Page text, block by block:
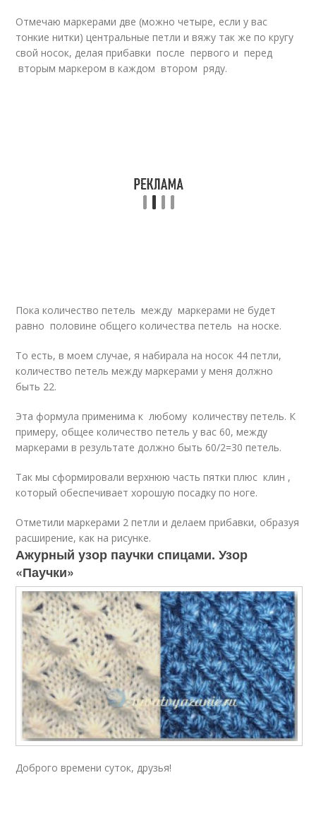
Отмечаю маркерами две (можно четыре, если у вас
тонкие нитки) центральные петли и вяжу так же по кругу
свой носок, делая прибавки после первого и перед
вторым маркером в каждом втором ряду.
Пока количество петель между маркерами не будет
равно половине общего количества петель на носке.
То есть, в моем случае, я набирала на носок 44 петли,
количество петель между маркерами у меня должно
быть 22.
Эта формула применима к любому количеству петель. К
примеру, общее количество петель у вас 60, между
маркерами в результате должно быть 60/2=30 петель.
Так мы сформировали верхнюю часть пятки плюс клин ,
который обеспечивает хорошую посадку по ноге.
Отметили маркерами 2 петли и делаем прибавки, образуя
расширение, как на рисунке.
Ажурный узор паучки спицами. Узор
«Паучки»
Доброго времени суток, друзья!